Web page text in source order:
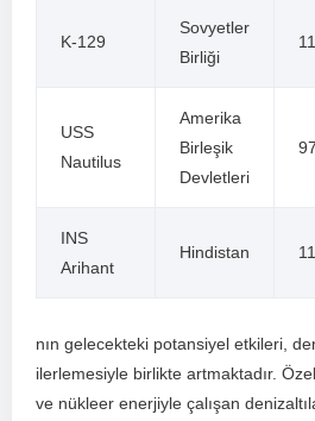
K-129
Sovyetler
Birliği
USS
Nautilus
Amerika
Birleşik
Devletleri
97
INS
Arihant
Hindistan
nın gelecekteki potansiyel ‍etkileri,
ilerlemesiyle‌ birlikte‍ artmaktadır.⁢
ve nükleer enerjiyle ⁣çalışan